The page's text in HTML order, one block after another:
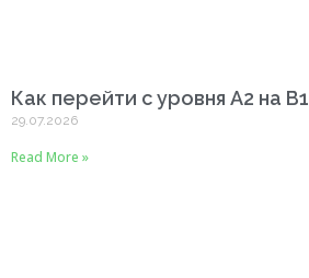
Как перейти с уровня A2 на B1
29.07.2026
Read More »